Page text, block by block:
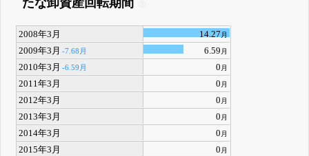
たな卸資産回転期間
2008年3月 14.27 月
2009年3月 -7.68月 6.59 月
2010年3月 -6.59月 0 月
2011年3月 0 月
2012年3月 0 月
2013年3月 0 月
2014年3月 0 月
2015年3月 0 月